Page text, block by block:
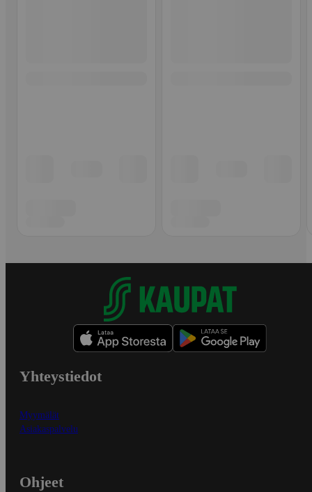
Yhteystiedot
Myymälät
Asiakaspalvelu
Ohjeet